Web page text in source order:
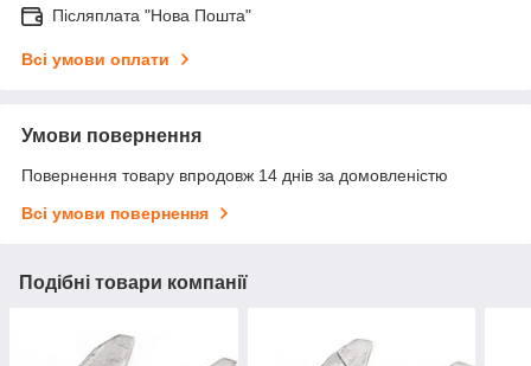
Післяплата "Нова Пошта"
Всі умови оплати
Умови повернення
Повернення товару впродовж 14 днів за домовленістю
Всі умови повернення
Подібні товари компанії